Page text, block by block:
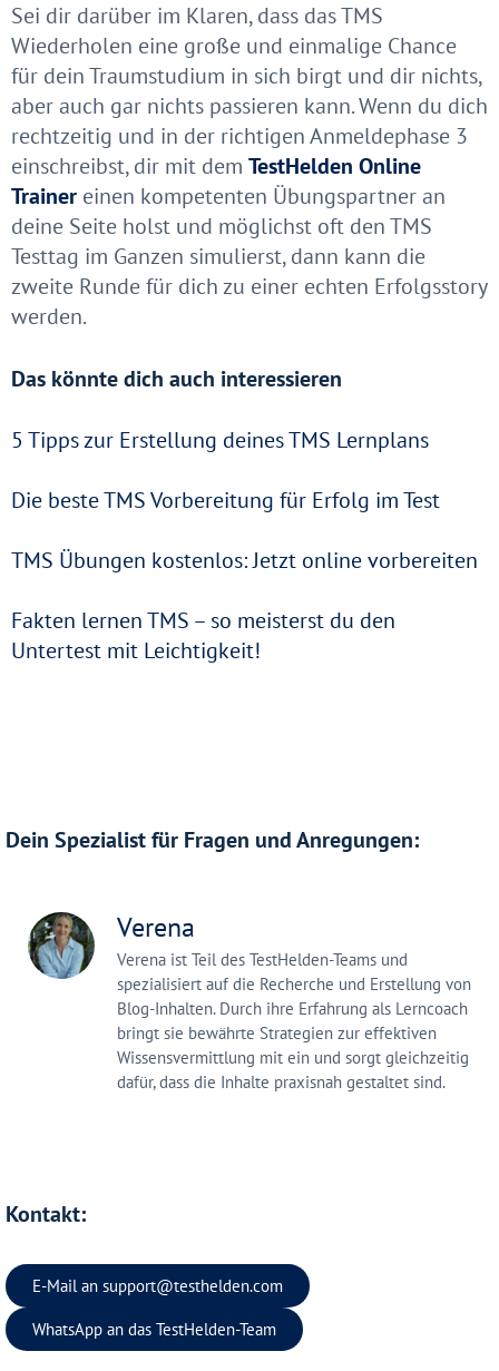
Sei dir darüber im Klaren, dass das TMS
Wiederholen eine große und einmalige Chance
für dein Traumstudium in sich birgt und dir nichts,
aber auch gar nichts passieren kann. Wenn du dich
rechtzeitig und in der richtigen Anmeldephase 3
einschreibst, dir mit dem TestHelden Online
Trainer einen kompetenten Übungspartner an
deine Seite holst und möglichst oft den TMS
Testtag im Ganzen simulierst, dann kann die
zweite Runde für dich zu einer echten Erfolgsstory
werden.
Das könnte dich auch interessieren
5 Tipps zur Erstellung deines TMS Lernplans
Die beste TMS Vorbereitung für Erfolg im Test
TMS Übungen kostenlos: Jetzt online vorbereiten
Fakten lernen TMS – so meisterst du den
Untertest mit Leichtigkeit!
Dein Spezialist für Fragen und Anregungen:
Verena
Verena ist Teil des TestHelden-Teams und
spezialisiert auf die Recherche und Erstellung von
Blog-Inhalten. Durch ihre Erfahrung als Lerncoach
bringt sie bewährte Strategien zur effektiven
Wissensvermittlung mit ein und sorgt gleichzeitig
dafür, dass die Inhalte praxisnah gestaltet sind.
Kontakt:
E-Mail an support@testhelden.com
WhatsApp an das TestHelden-Team